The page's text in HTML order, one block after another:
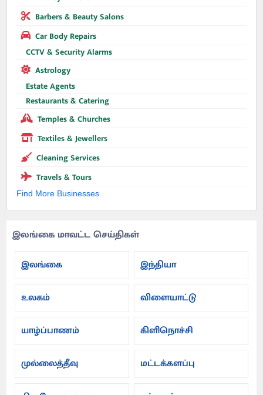
Barbers & Beauty Salons
Car Body Repairs
CCTV & Security Alarms
Astrology
Estate Agents
Restaurants & Catering
Temples & Churches
Textiles & Jewellers
Cleaning Services
Travels & Tours
Find More Businesses
இலங்கை மாவட்ட செய்திகள்
இலங்கை
இந்தியா
உலகம் விளையாட்டு
யாழ்ப்பாணம் கிளிநொச்சி
முல்லைத்தீவு மட்டக்களப்பு